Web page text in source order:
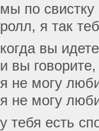
мы по свистку
ролл, я так
когда вы
и вы говорите,
я не могу
я не могу
у тебя есть